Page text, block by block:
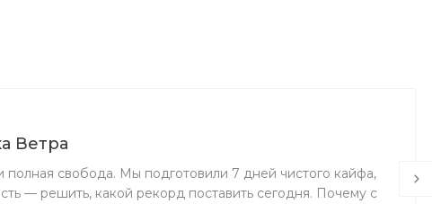
Ветра
полная свобода. Мы подготовили 7 дней чистого кайфа,
— решить, какой рекорд поставить сегодня. Почему с